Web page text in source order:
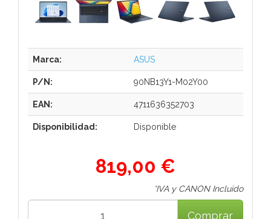
Marca: ASUS
P/N: 90NB13Y1-M02Y00
EAN: 4711636352703
Disponibilidad: Disponible
819,00 €
*IVA y CANON Incluido
Comprar